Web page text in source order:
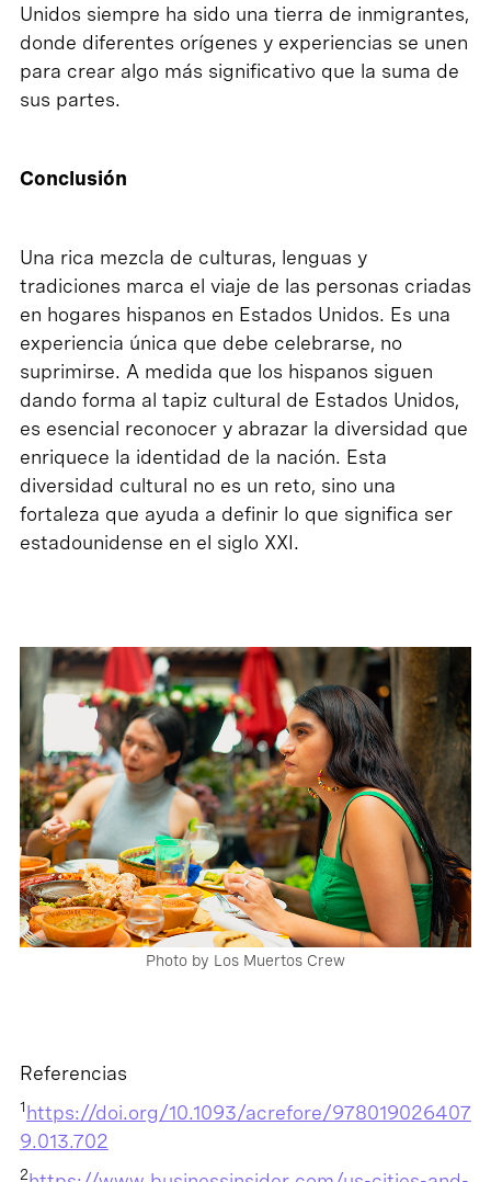
Unidos siempre ha sido una tierra de inmigrantes,
donde diferentes orígenes y experiencias se unen
para crear algo más significativo que la suma de
sus partes.
Conclusión
Una rica mezcla de culturas, lenguas y
tradiciones marca el viaje de las personas criadas
en hogares hispanos en Estados Unidos. Es una
experiencia única que debe celebrarse, no
suprimirse. A medida que los hispanos siguen
dando forma al tapiz cultural de Estados Unidos,
es esencial reconocer y abrazar la diversidad que
enriquece la identidad de la nación. Esta
diversidad cultural no es un reto, sino una
fortaleza que ayuda a definir lo que significa ser
estadounidense en el siglo XXI.
Photo by Los Muertos Crew
Referencias
1https://doi.org/10.1093/acrefore/978019026407
9.013.702
2